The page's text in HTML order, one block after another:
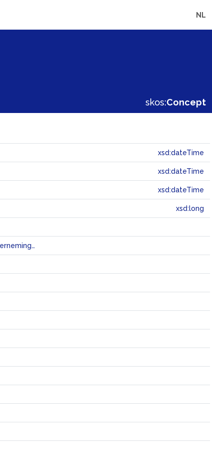
NL
skos:Concept
xsd:dateTime
xsd:dateTime
xsd:dateTime
xsd:long
belasting die wordt geheven op inkomen in de vorm van winstuitkering van een onderneming aan haar aandeelhouders